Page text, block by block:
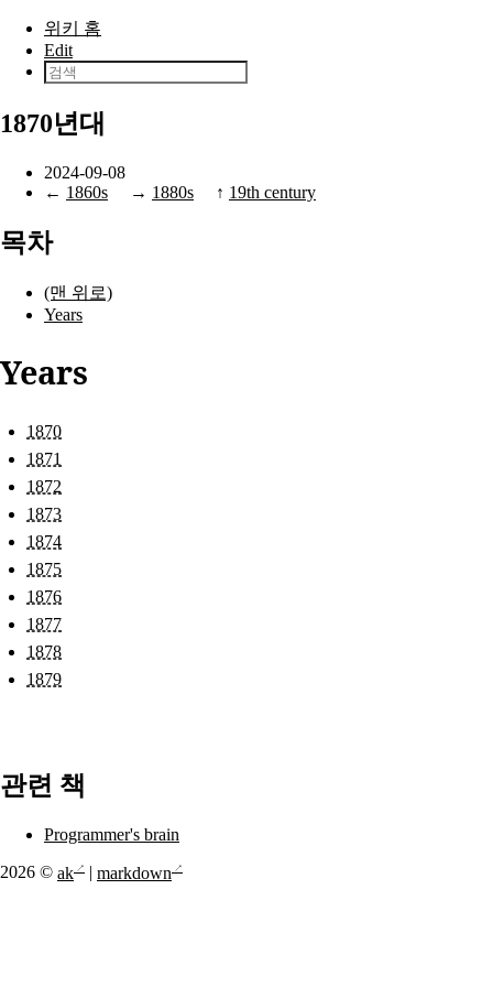
본문으로 건너뛰기
위키 홈
Edit
1870년대
2024-09-08
← 1860s → 1880s ↑ 19th century
목차
(맨 위로)
Years
Years
1870
1871
1872
1873
1874
1875
1876
1877
1878
1879
관련 책
Programmer's brain
2026 © ak markdown